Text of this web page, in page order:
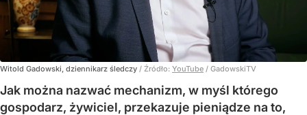
Witold Gadowski, dziennikarz śledczy / Źródło: YouTube / GadowskiTV
Jak można nazwać mechanizm, w myśl którego
gospodarz, żywiciel, przekazuje pieniądze na to,